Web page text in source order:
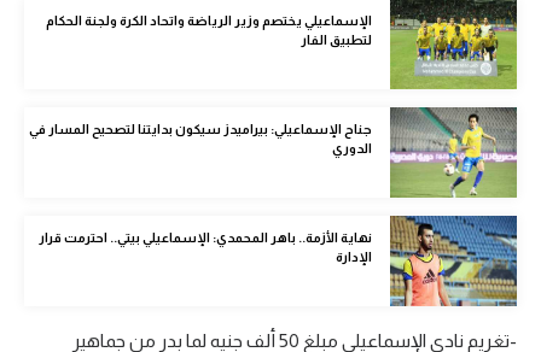
ركن الألعاب
أقسام خاصة
Gamers
ميركاتو
تحقيق في الجول
تقرير في الجول
تحليل في الجول
الإسماعيلي يختصم وزير الرياضة واتحاد الكرة ولجنة الحكام
لتطبيق الفار
جناح الإسماعيلي: بيراميدز سيكون بدايتنا لتصحيح المسار في
الدوري
نهاية الأزمة.. باهر المحمدي: الإسماعيلي بيتي.. احترمت قرار
الإدارة
-تغريم نادي الإسماعيلي مبلغ 50 ألف جنيه لما بدر من جماهير